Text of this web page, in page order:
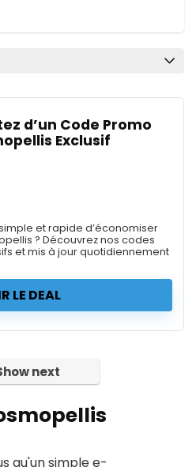
d’un Code Promo
Exclusif
et rapide d’économiser
? Découvrez nos codes
et mis à jour quotidiennement
LE DEAL
next
qu'un simple e-